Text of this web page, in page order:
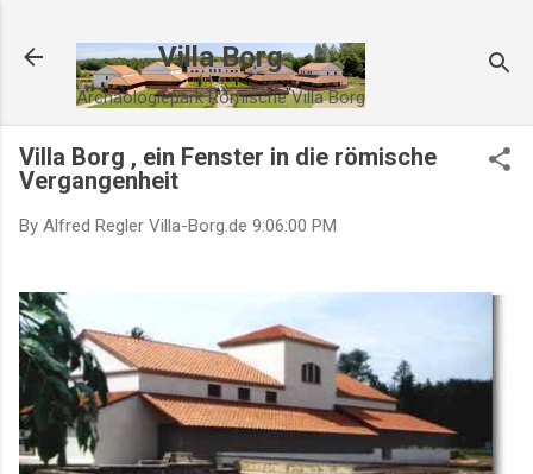
Villa Borg
Archäologiepark Römische Villa Borg
Villa Borg , ein Fenster in die römische
Vergangenheit
By Alfred Regler Villa-Borg.de 9:06:00 PM